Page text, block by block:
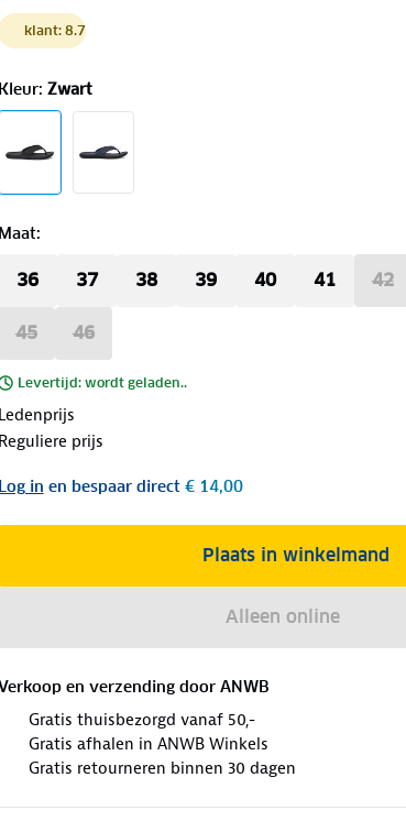
klant: 8.7
Kleur: Zwart
Maat:
36 37 38 39 40 41 42
45 46
Levertijd: wordt geladen..
Ledenprijs
Reguliere prijs
Log in en bespaar direct€ 14,00
Plaats in winkelmand
Alleen online
en verzending door ANWB
Gratis thuisbezorgd vanaf 50,-
Gratis afhalen in ANWB Winkels
Gratis retourneren binnen 30 dagen